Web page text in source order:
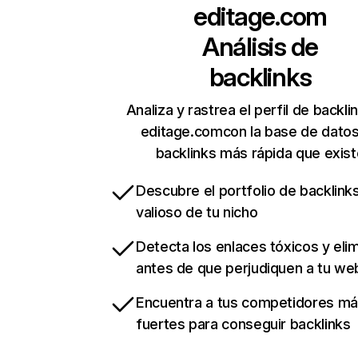
editage.com
Análisis de
backlinks
Analiza y rastrea el perfil de
editage.comcon la base de
backlinks más rápida que
Descubre el portfolio de
valioso de tu nicho
Detecta los enlaces tóxicos y
antes de que perjudiquen a tu
Encuentra a tus competidores
fuertes para conseguir backlinks